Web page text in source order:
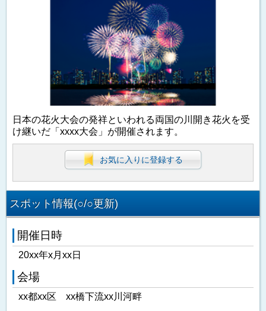
日本の花火大会の発祥といわれる両国の川開き花火を受
け継いだ「xxxx大会」が開催されます。
お気に入りに登録する
スポット情報(○/○更新)
開催日時
20xx年x月xx日
会場
xx都xx区 xx橋下流xx川河畔